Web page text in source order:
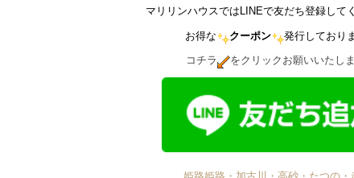
マリリンハウスではLINEで友だち登録して
お得な クーポン 発行しており
コチラ をクリックお願いいたし